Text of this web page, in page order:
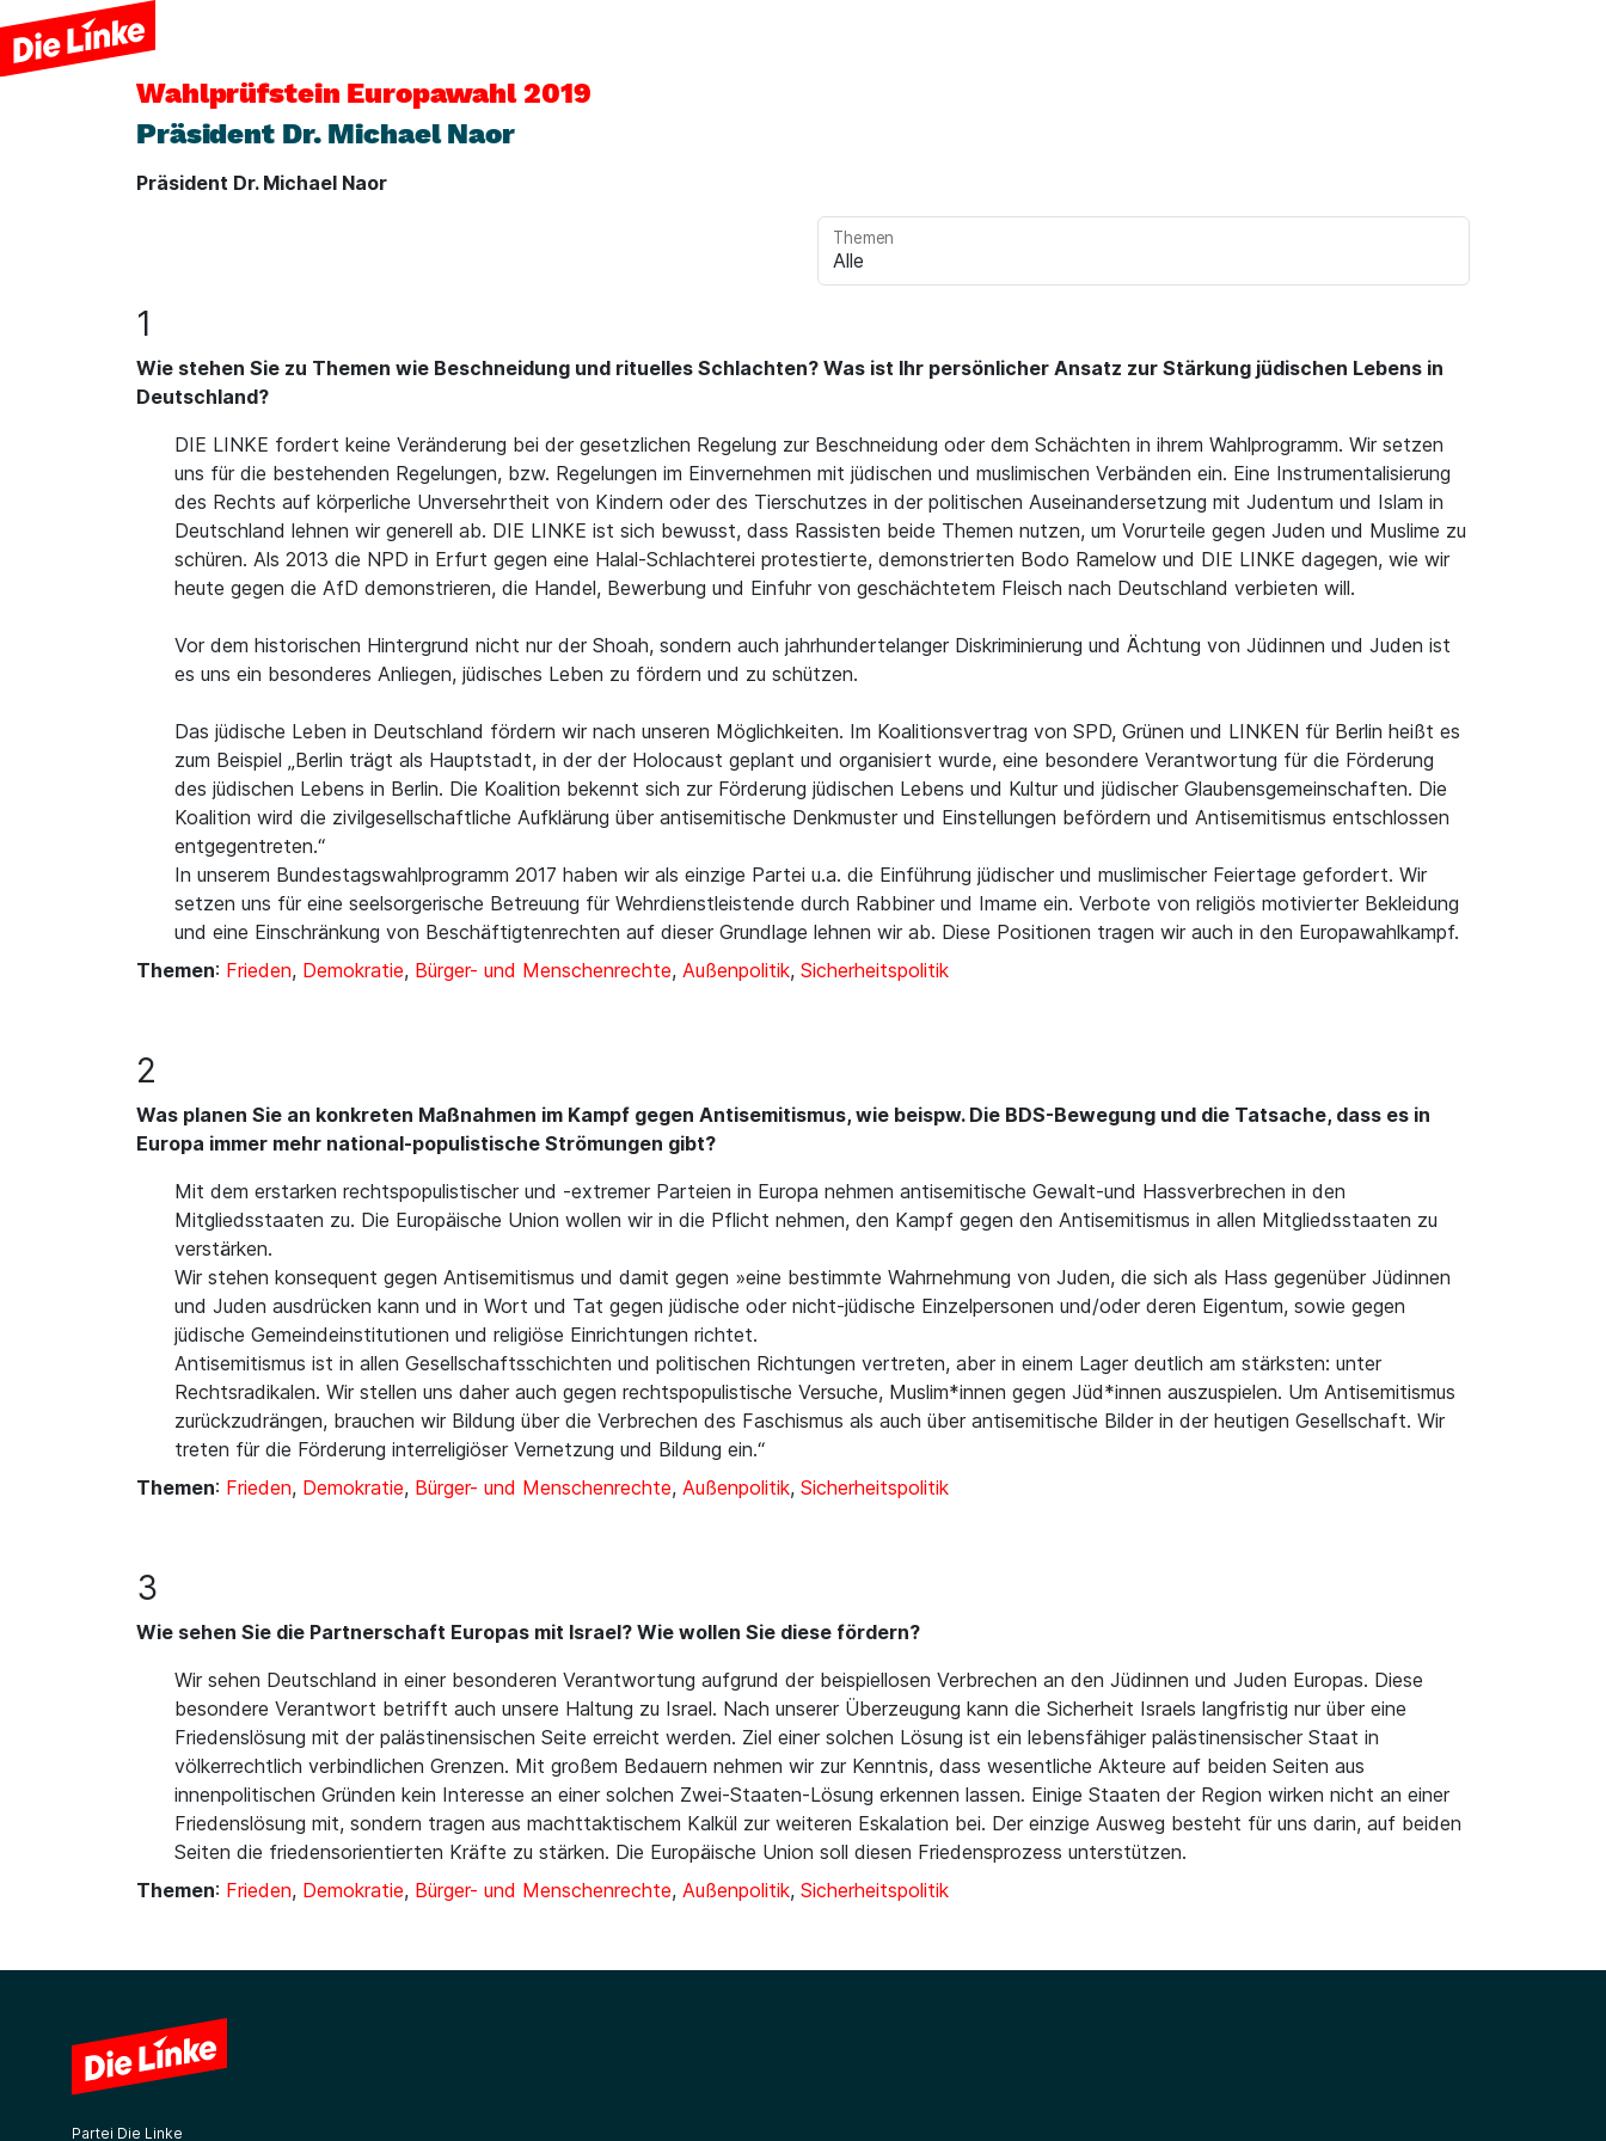
Wahlprüfstein Europawahl 2019
Präsident Dr. Michael Naor
Präsident Dr. Michael Naor
Themen
1
Wie stehen Sie zu Themen wie Beschneidung und rituelles Schlachten? Was ist Ihr persönlicher Ansatz zur Stärkung jüdischen Lebens in
Deutschland?
DIE LINKE fordert keine Veränderung bei der gesetzlichen Regelung zur Beschneidung oder dem Schächten in ihrem Wahlprogramm. Wir setzen
uns für die bestehenden Regelungen, bzw. Regelungen im Einvernehmen mit jüdischen und muslimischen Verbänden ein. Eine Instrumentalisierung
des Rechts auf körperliche Unversehrtheit von Kindern oder des Tierschutzes in der politischen Auseinandersetzung mit Judentum und Islam in
Deutschland lehnen wir generell ab. DIE LINKE ist sich bewusst, dass Rassisten beide Themen nutzen, um Vorurteile gegen Juden und Muslime zu
schüren. Als 2013 die NPD in Erfurt gegen eine Halal-Schlachterei protestierte, demonstrierten Bodo Ramelow und DIE LINKE dagegen, wie wir
heute gegen die AfD demonstrieren, die Handel, Bewerbung und Einfuhr von geschächtetem Fleisch nach Deutschland verbieten will.
Vor dem historischen Hintergrund nicht nur der Shoah, sondern auch jahrhundertelanger Diskriminierung und Ächtung von Jüdinnen und Juden ist
es uns ein besonderes Anliegen, jüdisches Leben zu fördern und zu schützen.
Das jüdische Leben in Deutschland fördern wir nach unseren Möglichkeiten. Im Koalitionsvertrag von SPD, Grünen und LINKEN für Berlin heißt es
zum Beispiel „Berlin trägt als Hauptstadt, in der der Holocaust geplant und organisiert wurde, eine besondere Verantwortung für die Förderung
des jüdischen Lebens in Berlin. Die Koalition bekennt sich zur Förderung jüdischen Lebens und Kultur und jüdischer Glaubensgemeinschaften. Die
Koalition wird die zivilgesellschaftliche Aufklärung über antisemitische Denkmuster und Einstellungen befördern und Antisemitismus entschlossen
entgegentreten.“
In unserem Bundestagswahlprogramm 2017 haben wir als einzige Partei u.a. die Einführung jüdischer und muslimischer Feiertage gefordert. Wir
setzen uns für eine seelsorgerische Betreuung für Wehrdienstleistende durch Rabbiner und Imame ein. Verbote von religiös motivierter Bekleidung
und eine Einschränkung von Beschäftigtenrechten auf dieser Grundlage lehnen wir ab. Diese Positionen tragen wir auch in den Europawahlkampf.
Themen: Frieden, Demokratie, Bürger- und Menschenrechte, Außenpolitik, Sicherheitspolitik
2
Was planen Sie an konkreten Maßnahmen im Kampf gegen Antisemitismus, wie beispw. Die BDS-Bewegung und die Tatsache, dass es in
Europa immer mehr national-populistische Strömungen gibt?
Mit dem erstarken rechtspopulistischer und -extremer Parteien in Europa nehmen antisemitische Gewalt-und Hassverbrechen in den
Mitgliedsstaaten zu. Die Europäische Union wollen wir in die Pflicht nehmen, den Kampf gegen den Antisemitismus in allen Mitgliedsstaaten zu
verstärken.
Wir stehen konsequent gegen Antisemitismus und damit gegen »eine bestimmte Wahrnehmung von Juden, die sich als Hass gegenüber Jüdinnen
und Juden ausdrücken kann und in Wort und Tat gegen jüdische oder nicht-jüdische Einzelpersonen und/oder deren Eigentum, sowie gegen
jüdische Gemeindeinstitutionen und religiöse Einrichtungen richtet.
Antisemitismus ist in allen Gesellschaftsschichten und politischen Richtungen vertreten, aber in einem Lager deutlich am stärksten: unter
Rechtsradikalen. Wir stellen uns daher auch gegen rechtspopulistische Versuche, Muslim*innen gegen Jüd*innen auszuspielen. Um Antisemitismus
zurückzudrängen, brauchen wir Bildung über die Verbrechen des Faschismus als auch über antisemitische Bilder in der heutigen Gesellschaft. Wir
treten für die Förderung interreligiöser Vernetzung und Bildung ein.“
Themen: Frieden, Demokratie, Bürger- und Menschenrechte, Außenpolitik, Sicherheitspolitik
3
Wie sehen Sie die Partnerschaft Europas mit Israel? Wie wollen Sie diese fördern?
Wir sehen Deutschland in einer besonderen Verantwortung aufgrund der beispiellosen Verbrechen an den Jüdinnen und Juden Europas. Diese
besondere Verantwort betrifft auch unsere Haltung zu Israel. Nach unserer Überzeugung kann die Sicherheit Israels langfristig nur über eine
Friedenslösung mit der palästinensischen Seite erreicht werden. Ziel einer solchen Lösung ist ein lebensfähiger palästinensischer Staat in
völkerrechtlich verbindlichen Grenzen. Mit großem Bedauern nehmen wir zur Kenntnis, dass wesentliche Akteure auf beiden Seiten aus
innenpolitischen Gründen kein Interesse an einer solchen Zwei-Staaten-Lösung erkennen lassen. Einige Staaten der Region wirken nicht an einer
Friedenslösung mit, sondern tragen aus machttaktischem Kalkül zur weiteren Eskalation bei. Der einzige Ausweg besteht für uns darin, auf beiden
Seiten die friedensorientierten Kräfte zu stärken. Die Europäische Union soll diesen Friedensprozess unterstützen.
Themen: Frieden, Demokratie, Bürger- und Menschenrechte, Außenpolitik, Sicherheitspolitik
Partei Die Linke